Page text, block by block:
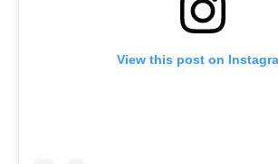
View this post on